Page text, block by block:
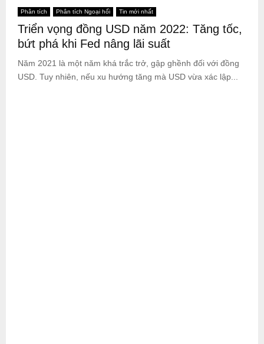
Phân tích Phân tích Ngoại hối Tin mới nhất
Triển vọng đồng USD năm 2022: Tăng tốc,
bứt phá khi Fed nâng lãi suất
Năm 2021 là một năm khá trắc trở, gập ghềnh đối với đồng
USD. Tuy nhiên, nếu xu hướng tăng mà USD vừa xác lập...